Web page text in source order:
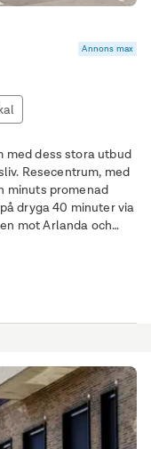
Annons max
med dess stora utbud
Resecentrum, med
minuts promenad
dryga 40 minuter via
mot Arlanda och
tillgängliga inom nära
med flera större